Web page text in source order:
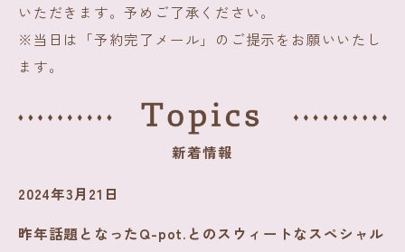
いただきます。予めご了承ください。
※当日は「予約完了メール」のご提示をお願いいたし
ます。
新着情報
2024年3月21日
昨年話題となったQ-pot.とのスウィートなスペシャル